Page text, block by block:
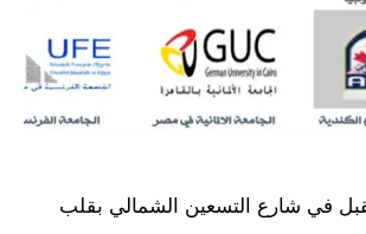
في شارع التسعين الشمالي بقلب